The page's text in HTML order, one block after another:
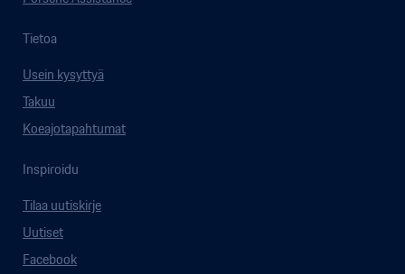
Tietoa
Usein kysyttyä
Takuu
Koeajotapahtumat
Inspiroidu
Tilaa uutiskirje
Uutiset
Facebook